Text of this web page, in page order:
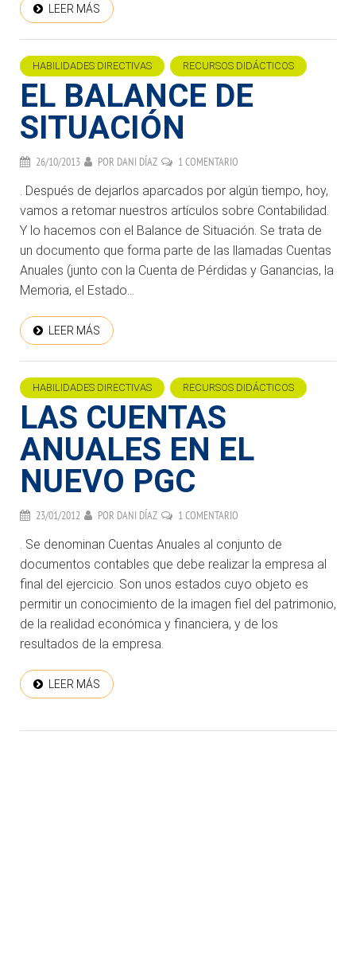
LEER MÁS
HABILIDADES DIRECTIVAS RECURSOS DIDÁCTICOS
EL BALANCE DE
SITUACIÓN
26/10/2013 POR DANI DÍAZ 1 COMENTARIO
. Después de dejarlos aparcados por algún tiempo, hoy,
vamos a retomar nuestros artículos sobre Contabilidad.
Y lo hacemos con el Balance de Situación. Se trata de
un documento que forma parte de las llamadas Cuentas
Anuales (junto con la Cuenta de Pérdidas y Ganancias, la
Memoria, el Estado...
LEER MÁS
HABILIDADES DIRECTIVAS RECURSOS DIDÁCTICOS
LAS CUENTAS
ANUALES EN EL
NUEVO PGC
23/01/2012 POR DANI DÍAZ 1 COMENTARIO
. Se denominan Cuentas Anuales al conjunto de
documentos contables que debe realizar la empresa al
final del ejercicio. Son unos estados cuyo objeto es
permitir un conocimiento de la imagen fiel del patrimonio,
de la realidad económica y financiera, y de los
resultados de la empresa.
LEER MÁS